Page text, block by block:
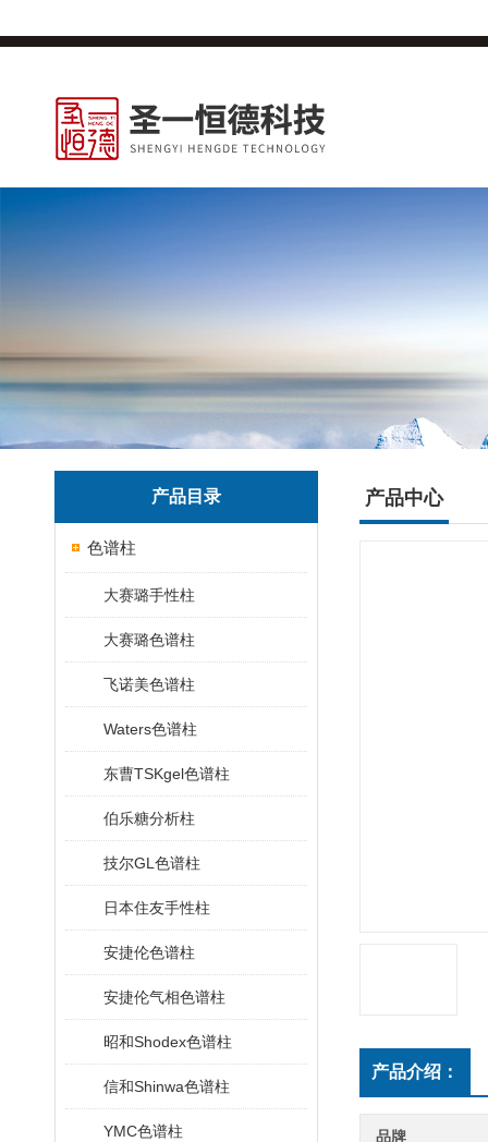
产品目录
色谱柱
大赛璐手性柱
大赛璐色谱柱
飞诺美色谱柱
Waters色谱柱
东曹TSKgel色谱柱
伯乐糖分析柱
技尔GL色谱柱
日本住友手性柱
安捷伦色谱柱
安捷伦气相色谱柱
昭和Shodex色谱柱
信和Shinwa色谱柱
YMC色谱柱
产品中心
产品介绍：
品牌